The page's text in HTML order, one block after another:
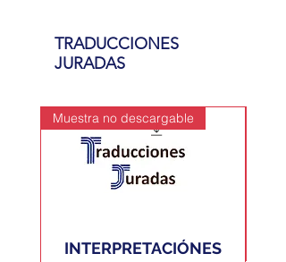
TRADUCCIONES
JURADAS
Muestra no descargable
INTERPRETACIÓNES